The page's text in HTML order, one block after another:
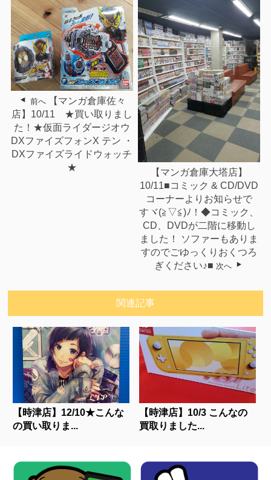
前へ
【マンガ倉庫佐々
店】10/11 ★買い取りまし
た！★仮面ライダージオウ
DXファイズフォンX テン ・
DXファイズライドウォッチ
★
【マンガ倉庫大塔店】
10/11■コミック & CD/DVD
コーナーよりお知らせで
すヾ(≧▽≦)ﾉ！◆コミック、
CD、DVDが二階に移動し
ました！ ソファーもありま
すのでごゆっくりおくつろ
ぎください♪■ 次へ
関連記事
【時津店】12/10★こんな
の買い取りま...
【時津店】10/3 こんなの
買取りました...